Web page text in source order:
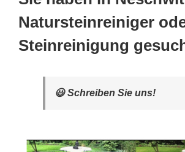
Natursteinreiniger
Steinreinigung
😃 Schreiben Sie uns!